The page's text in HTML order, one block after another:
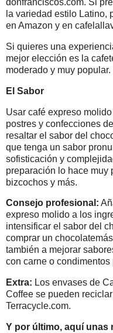
donfranciscos.com. Si
la variedad estilo Latino,
en Amazon y en
Si quieres una
mejor elección es la
moderado y muy popular.
El Sabor
Usar café expreso
postres y confecciones
resaltar el sabor del
que tenga un sabor
sofisticación y
preparación lo hace muy
bizcochos y más.
Consejo profesional:
expreso molido a los
intensificar el sabor del
comprar un
también a mejorar
con carne o
Extra: Los envases de
Coffee se pueden
Terracycle.com.
Y por último, aquí unas